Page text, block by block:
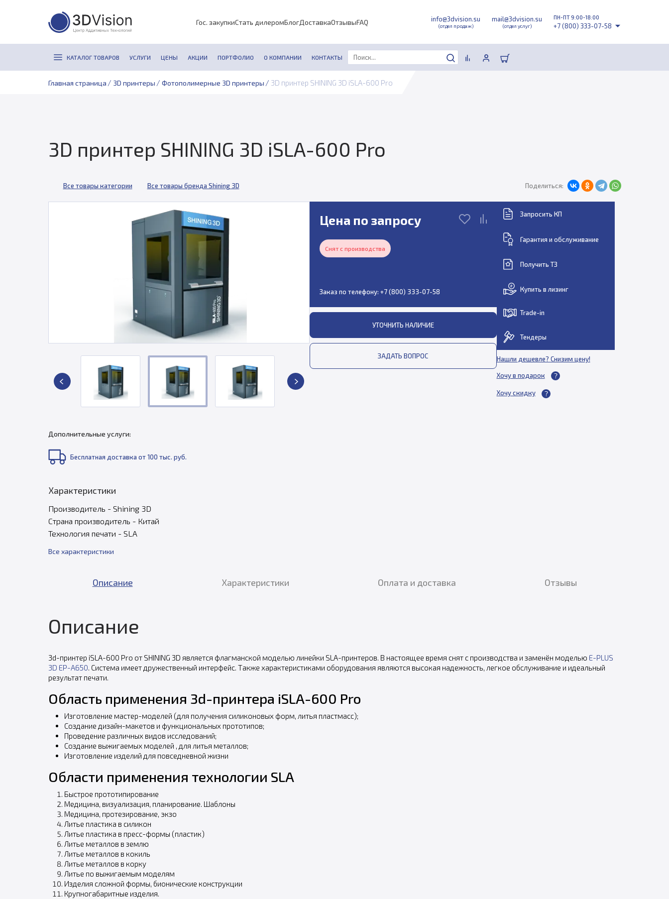
Гос. закупкиСтать дилеромБлогДоставкаОтзывыFAQ info@3dvision.su
(отдел продаж)
mail@3dvision.su
(отдел услуг)
ПН-ПТ 9:00-18:00
+7 (800) 333-07-58
КАТАЛОГ ТОВАРОВ УСЛУГИ ЦЕНЫ АКЦИИ ПОРТФОЛИО О КОМПАНИИ КОНТАКТЫ
Главная страница / 3D принтеры / Фотополимерные 3D принтеры / 3D принтер SHINING 3D iSLA-600 Pro
3D принтер SHINING 3D iSLA-600 Pro
Все товары категории Все товары бренда Shining 3D Поделиться:
Цена по запросу
Снят с производства
Заказ по телефону: +7 (800) 333-07-58
УТОЧНИТЬ НАЛИЧИЕ
ЗАДАТЬ ВОПРОС
Запросить КП
Гарантия и обслуживание
Получить ТЗ
Купить в лизинг
Trade-in
Тендеры
Нашли дешевле? Снизим цену!
Хочу в подарок
Хочу скидку
Дополнительные услуги:
Бесплатная доставка от 100 тыс. руб.
Характеристики
Производитель - Shining 3D
Страна производитель - Китай
Технология печати - SLA
Все характеристики
Описание Характеристики Оплата и доставка Отзывы
Описание
3d-принтер iSLA-600 Pro от SHINING 3D является флагманской моделью линейки SLA-принтеров. В настоящее время снят с производства и заменён моделью E-PLUS
3D EP-A650. Система имеет дружественный интерфейс. Также характеристиками оборудования являются высокая надежность, легкое обслуживание и идеальный
результат печати.
Область применения 3d-принтера iSLA-600 Pro
Изготовление мастер-моделей (для получения силиконовых форм, литья пластмасс);
Создание дизайн-макетов и функциональных прототипов;
Проведение различных видов исследований;
Создание выжигаемых моделей , для литья металлов;
Изготовление изделий для повседневной жизни
Области применения технологии SLA
Быстрое прототипирование
Медицина, визуализация, планирование. Шаблоны
Медицина, протезирование, экзо
Литье пластика в силикон
Литье пластика в пресс-формы (пластик)
Литье металлов в землю
Литье металлов в кокиль
Литье металлов в корку
Литье по выжигаемым моделям
Изделия сложной формы, бионические конструкции
Крупногабаритные изделия.